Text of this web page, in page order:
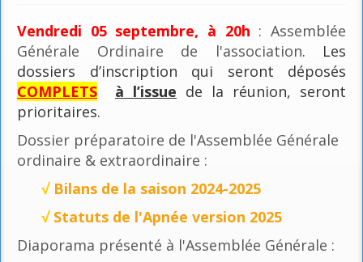
Vendredi 05 septembre, à 20h : Assemblée
Générale Ordinaire de l'association. Les
dossiers d’inscription qui seront déposés
COMPLETS
à l’issue de la réunion, seront
prioritaires.
Dossier préparatoire de l'Assemblée Générale
ordinaire & extraordinaire :
√ Bilans de la saison 2024-2025
√ Statuts de l'Apnée version 2025
Diaporama présenté à l'Assemblée Générale :